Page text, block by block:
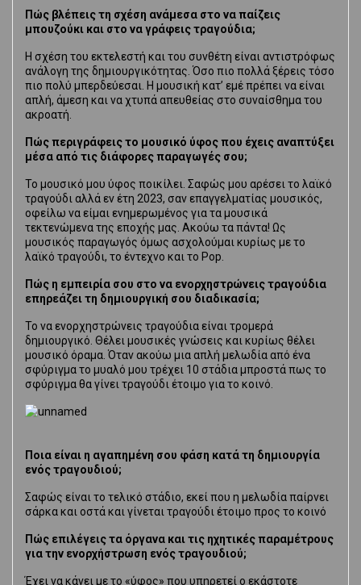
Πώς βλέπεις τη σχέση ανάμεσα στο να παίζεις
μπουζούκι και στο να γράφεις τραγούδια;
Η σχέση του εκτελεστή και του συνθέτη είναι αντιστρόφως
ανάλογη της δημιουργικότητας. Όσο πιο πολλά ξέρεις τόσο
πιο πολύ μπερδεύεσαι. Η μουσική κατ’ εμέ πρέπει να είναι
απλή, άμεση και να χτυπά απευθείας στο συναίσθημα του
ακροατή.
Πώς περιγράφεις το μουσικό ύφος που έχεις αναπτύξει
μέσα από τις διάφορες παραγωγές σου;
Το μουσικό μου ύφος ποικίλει. Σαφώς μου αρέσει το λαϊκό
τραγούδι αλλά εν έτη 2023, σαν επαγγελματίας μουσικός,
οφείλω να είμαι ενημερωμένος για τα μουσικά
τεκτενώμενα της εποχής μας. Ακούω τα πάντα! Ως
μουσικός παραγωγός όμως ασχολούμαι κυρίως με το
λαϊκό τραγούδι, το έντεχνο και το Pop.
Πώς η εμπειρία σου στο να ενορχηστρώνεις τραγούδια
επηρεάζει τη δημιουργική σου διαδικασία;
Το να ενορχηστρώνεις τραγούδια είναι τρομερά
δημιουργικό. Θέλει μουσικές γνώσεις και κυρίως θέλει
μουσικό όραμα. Όταν ακούω μια απλή μελωδία από ένα
σφύριγμα το μυαλό μου τρέχει 10 στάδια μπροστά πως το
σφύριγμα θα γίνει τραγούδι έτοιμο για το κοινό.
Ποια είναι η αγαπημένη σου φάση κατά τη δημιουργία
ενός τραγουδιού;
Σαφώς είναι το τελικό στάδιο, εκεί που η μελωδία παίρνει
σάρκα και οστά και γίνεται τραγούδι έτοιμο προς το κοινό
Πώς επιλέγεις τα όργανα και τις ηχητικές παραμέτρους
για την ενορχήστρωση ενός τραγουδιού;
Έχει να κάνει με το «ύφος» που υπηρετεί ο εκάστοτε